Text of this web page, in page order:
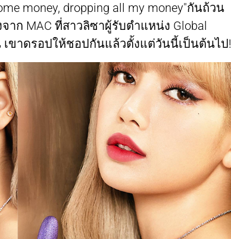
money, dropping all my money"กันถ้วน
าก MAC ที่สาวลิซาผู้รับตำแหน่ง Global
เขาดรอปให้ชอปกันแล้วตั้งแต่วันนี้เป็นต้นไป!